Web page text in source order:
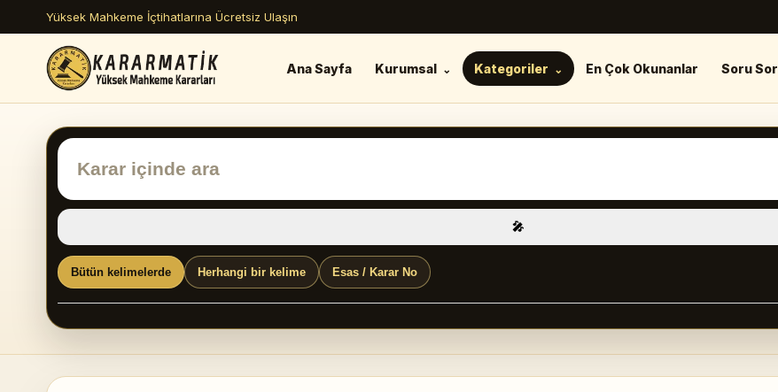
Yüksek Mahkeme İçtihatlarına Ücretsiz Ulaşın
Ana Sayfa Kurumsal Kategoriler En Çok Okunanlar Soru Sor
🎤
Bütün kelimelerde Herhangi bir kelime Esas / Karar No